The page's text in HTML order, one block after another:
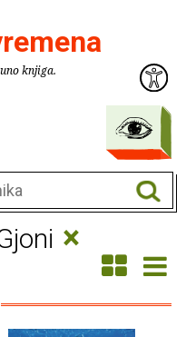
knjiga.
×